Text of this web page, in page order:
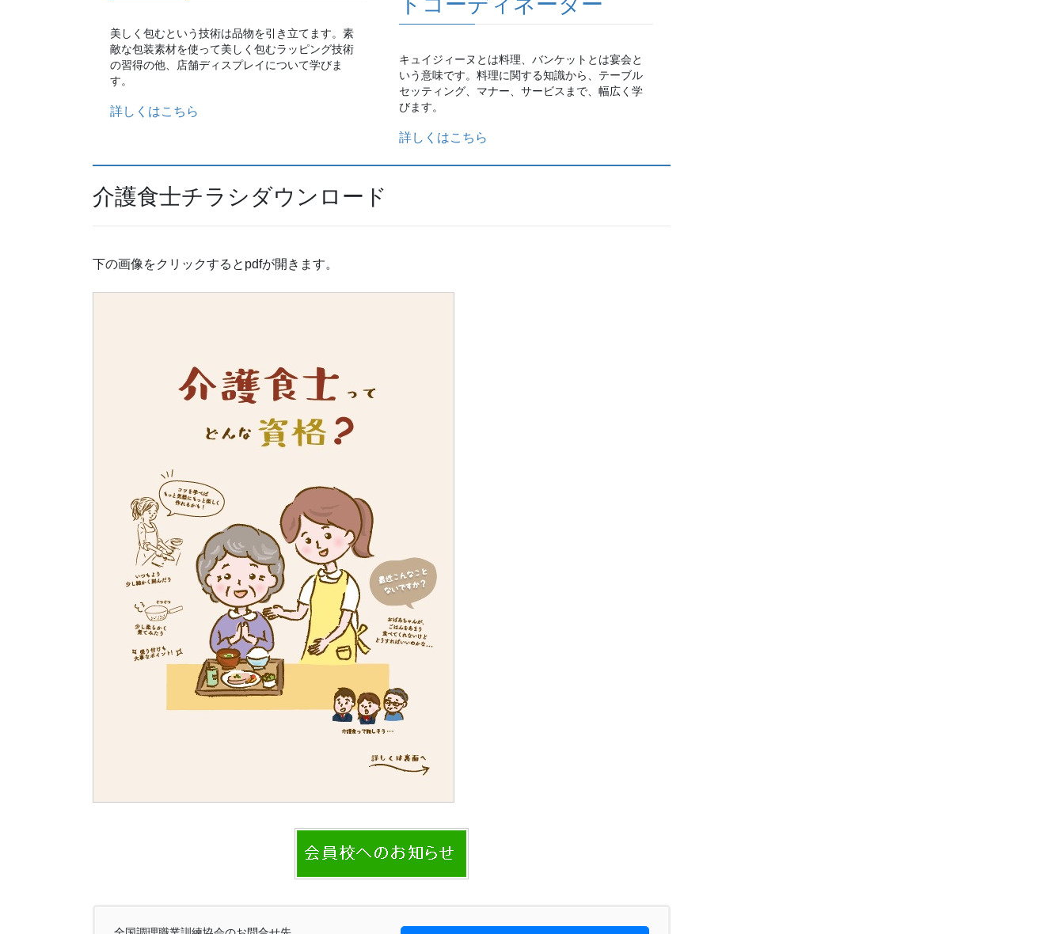
美しく包むという技術は品物を引き立てます。素
敵な包装素材を使って美しく包むラッピング技術
の習得の他、店舗ディスプレイについて学びま
す。
詳しくはこちら
キュイジィーヌとは料理、バンケットとは宴会と
いう意味です。料理に関する知識から、テーブル
セッティング、マナー、サービスまで、幅広く学
びます。
詳しくはこちら
介護食士チラシダウンロード
下の画像をクリックするとpdfが開きます。